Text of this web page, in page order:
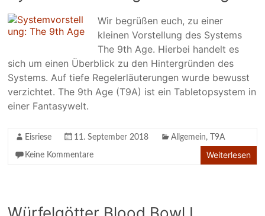
Wir begrüßen euch, zu einer
kleinen Vorstellung des Systems
The 9th Age. Hierbei handelt es
sich um einen Überblick zu den Hintergründen des
Systems. Auf tiefe Regelerläuterungen wurde bewusst
verzichtet. The 9th Age (T9A) ist ein Tabletopsystem in
einer Fantasywelt.
Eisriese 11. September 2018 Allgemein, T9A
Keine Kommentare Weiterlesen